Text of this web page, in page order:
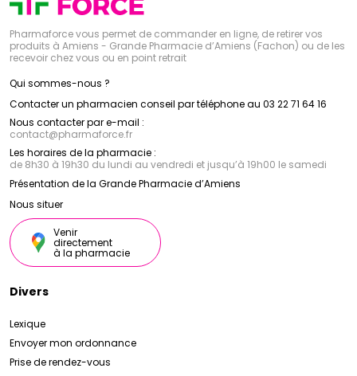
Pharmaforce vous permet de commander en ligne, de retirer vos
produits à Amiens - Grande Pharmacie d’Amiens (Fachon) ou de les
recevoir chez vous ou en point retrait
Qui sommes-nous ?
Contacter un pharmacien conseil par téléphone au 03 22 71 64 16
Nous contacter par e-mail :
contact@pharmaforce.fr
Les horaires de la pharmacie :
de 8h30 à 19h30 du lundi au vendredi et jusqu’à 19h00 le samedi
Présentation de la Grande Pharmacie d’Amiens
Nous situer
Venir
directement
à la pharmacie
Divers
Lexique
Envoyer mon ordonnance
Prise de rendez-vous